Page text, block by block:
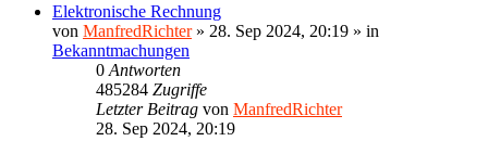
Elektronische Rechnung
von ManfredRichter» 28. Sep 2024, 20:19 » in
Bekanntmachungen
0 Antworten
485284 Zugriffe
Letzter Beitrag von ManfredRichter
28. Sep 2024, 20:19